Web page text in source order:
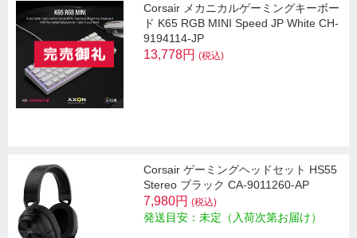
Corsair メカニカルゲーミングキーボー
ド K65 RGB MINI Speed JP White CH-
9194114-JP
13,778円 (税込)
Corsair ゲーミングヘッドセット HS55
Stereo ブラック CA-9011260-AP
7,980円 (税込)
発送目安：未定（入荷次第お届け）